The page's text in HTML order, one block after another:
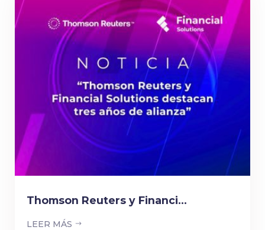
Thomson Reuters y Financi...
LEER MÁS